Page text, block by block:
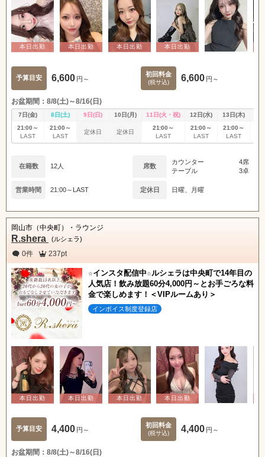
予算目安 6,600 円～
初回料金
(税サ込) 6,600 円～
お盆期間：8/8(土)～8/16(日)
7日(金) 8日(土) 9日(日) 10日(月) 11日(火・祝) 12日(水) 13日(木)
21:00～
LAST
21:00～
LAST
定休日 定休日
21:00～
LAST
21:00～
LAST
21:00～
LAST
在籍数 12人 席数
カウンター
4席
テーブル
3卓
営業時間 21:00～LAST 定休日 日曜、月曜
岡山市（中央町）・ラウンジ
R.shera (ルシェラ)
0件 237pt
☆インスタ配信中☆ルシェラは中央町で14年目の
人気店！飲み放題60分4,000円～とお手ごろな料
金で楽しめます！＜VIPルームあり＞
インボイス制度登録店
予算目安 4,400 円～
初回料金
(税サ込) 4,400 円～
お盆期間：8/8(土)～8/16(日)